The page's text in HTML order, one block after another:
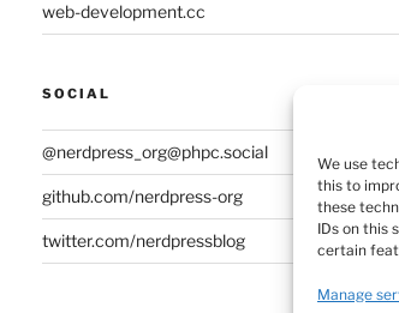
We use
this to
these
IDs on this
certain
Manage
web-development.cc
SOCIAL
@nerdpress_org@phpc.social
github.com/nerdpress-org
twitter.com/nerdpressblog